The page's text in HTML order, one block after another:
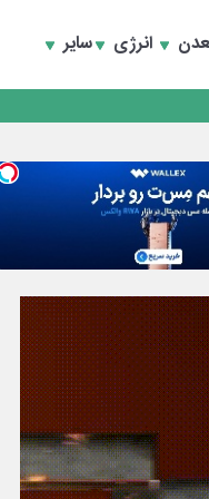
انرژی سایر